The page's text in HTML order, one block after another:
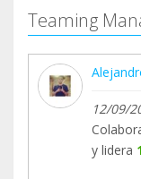
Teaming
12/09/
y lidera